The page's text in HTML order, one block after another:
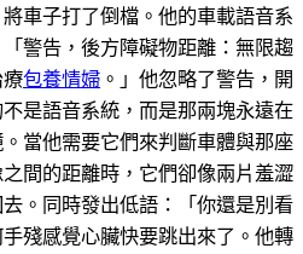
車子打了倒檔。他的車載語音系
警告，後方障礙物距離：無限趨
包養情婦 。」他忽略了警告，開
是語音系統，而是那兩塊永遠在
當他需要它們來判斷車體與那座
間的距離時，它們卻像兩片羞澀
。同時發出低語：「你還是別看
殘感覺心臟快要跳出來了。他轉